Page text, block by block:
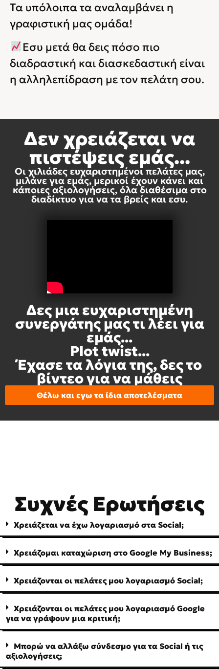
Τα υπόλοιπα τα αναλαμβάνει η
γραφιστική μας ομάδα!
Εσυ μετά θα δεις πόσο πιο
διαδραστική και διασκεδαστική είναι
η αλληλεπίδραση με τον πελάτη σου.
Δεν χρειάζεται να
πιστέψεις εμάς...
Οι χιλιάδες ευχαριστημένοι πελάτες μας,
μιλάνε για εμάς, μερικοί έχουν κάνει και
κάποιες αξιολογήσεις, όλα διαθέσιμα στο
διαδίκτυο για να τα βρείς και εσυ.
Δες μια ευχαριστημένη
συνεργάτης μας τι λέει για
εμάς...
Plot twist...
Έχασε τα λόγια της, δες το
βίντεο για να μάθεις
Θέλω και εγω τα ίδια αποτελέσματα
Συχνές Ερωτήσεις
Χρειάζεται να έχω λογαριασμό στα Social;
Χρειάζομαι καταχώριση στο Google My Business;
Χρειάζονται οι πελάτες μου λογαριασμό Social;
Χρειάζονται οι πελάτες μου λογαριασμό Google
για να γράψουν μια κριτική;
Μπορώ να αλλάξω σύνδεσμο για τα Social ή τις
αξιολογήσεις;